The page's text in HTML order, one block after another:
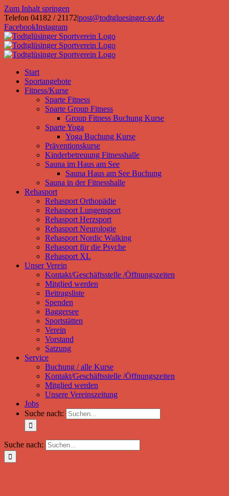
Zum Inhalt springen
Telefon 04182 / 21172|post@todtgluesinger-sv.de
FacebookInstagram
Start
Sportangebote
Fitness/Kurse
Sparte Fitness
Sparte Group Fitness
Group Fitness Buchung Kurse
Sparte Yoga
Yoga Buchung Kurse
Präventionskurse
Kinderbetreuung Fitnesshalle
Sauna im Haus am See
Sauna Haus am See Buchung
Sauna in der Fitnesshalle
Rehasport
Rehasport Orthopädie
Rehasport Lungensport
Rehasport Herzsport
Rehasport Neurologie
Rehasport Nordic Walking
Rehasport für die Psyche
Rehasport XL
Unser Verein
Kontakt/Geschäftsstelle /Öffnungszeiten
Mitglied werden
Beitragsliste
Spenden
Baggersee
Sportstätten
Verein
Vorstand
Satzung
Service
Buchung / alle Kurse
Kontakt/Geschäftsstelle /Öffnungszeiten
Mitglied werden
Unsere Vereinszeitung
Jobs
Suche nach:
Suche nach: